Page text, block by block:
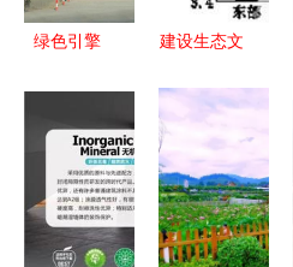
绿色引擎
料的融合之
路
建设生态文
族未来